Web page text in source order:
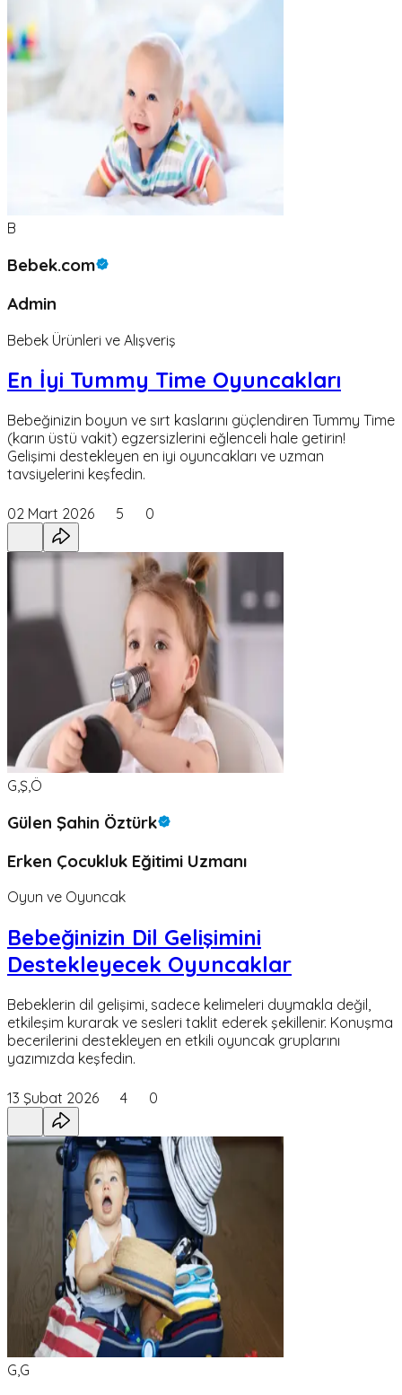
B
Bebek.com
Admin
Bebek Ürünleri ve Alışveriş
En İyi Tummy Time Oyuncakları
Bebeğinizin boyun ve sırt kaslarını güçlendiren Tummy Time
(karın üstü vakit) egzersizlerini eğlenceli hale getirin!
Gelişimi destekleyen en iyi oyuncakları ve uzman
tavsiyelerini keşfedin.
02 Mart 2026 5 0
G,Ş,Ö
Gülen Şahin Öztürk
Erken Çocukluk Eğitimi Uzmanı
Oyun ve Oyuncak
Bebeğinizin Dil Gelişimini
Destekleyecek Oyuncaklar
Bebeklerin dil gelişimi, sadece kelimeleri duymakla değil,
etkileşim kurarak ve sesleri taklit ederek şekillenir. Konuşma
becerilerini destekleyen en etkili oyuncak gruplarını
yazımızda keşfedin.
13 Şubat 2026 4 0
G,G